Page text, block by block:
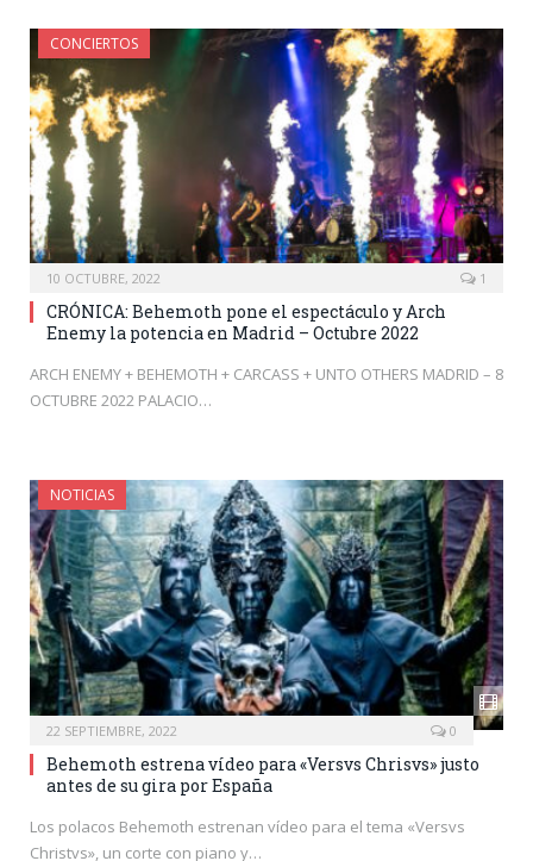
CONCIERTOS
10 OCTUBRE, 2022 1
CRÓNICA: Behemoth pone el espectáculo y Arch
Enemy la potencia en Madrid – Octubre 2022
ARCH ENEMY + BEHEMOTH + CARCASS + UNTO OTHERS MADRID – 8
OCTUBRE 2022 PALACIO…
NOTICIAS
22 SEPTIEMBRE, 2022 0
Behemoth estrena vídeo para «Versvs Chrisvs» justo
antes de su gira por España
Los polacos Behemoth estrenan vídeo para el tema «Versvs
Christvs», un corte con piano y…